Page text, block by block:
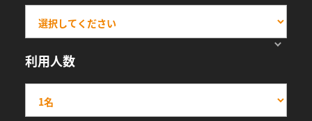
利用人数